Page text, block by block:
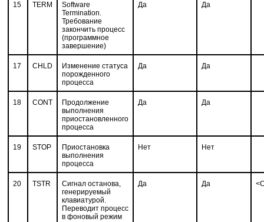
15 TERM
Software
Termination.
Требование
закончить процесс
(программное
завершение)
Да Да
17 CHLD
Изменение статуса
порожденного
процесса
Да Да
18 CONT
Продолжение
выполнения
приостановленного
процесса
Да Да
19 STOP
Приостановка
выполнения
процесса
Нет Нет
20 TSTR
Сигнал останова,
генерируемый
клавиатурой.
Переводит процесс
в фоновый режим
Да Да